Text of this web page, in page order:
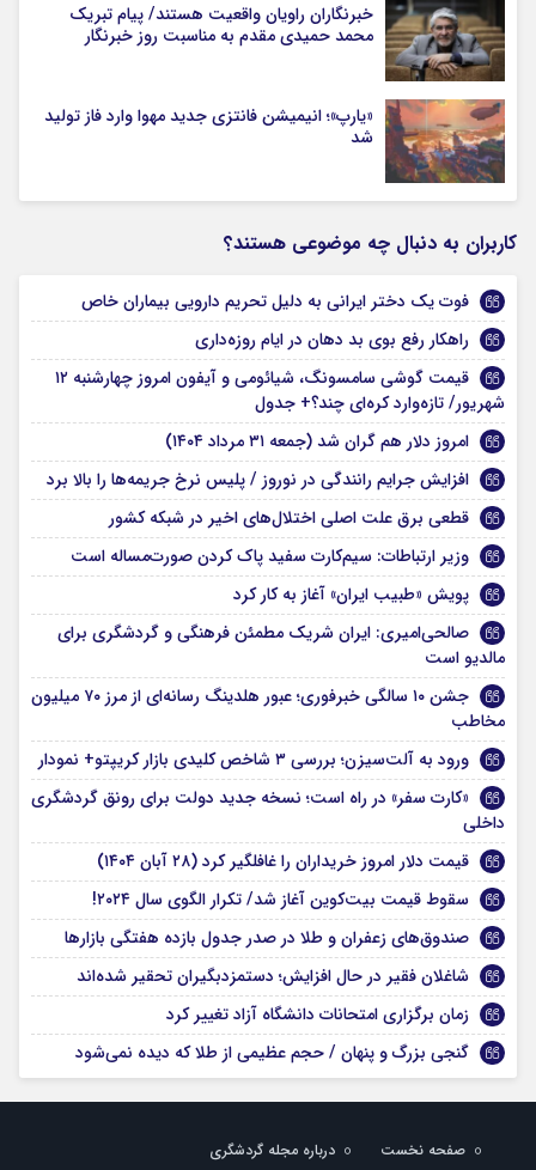
خبرنگاران راویان واقعیت هستند/ پیام تبریک
محمد حمیدی مقدم به مناسبت روز خبرنگار
«یارپ»؛ انیمیشن فانتزی جدید مهوا وارد فاز تولید
شد
کاربران به دنبال چه موضوعی هستند؟
فوت یک دختر ایرانی به دلیل تحریم دارویی بیماران خاص
راهکار رفع بوی بد دهان در ایام روزه‌داری
قیمت گوشی سامسونگ، شیائومی و آیفون امروز چهارشنبه ۱۲
شهریور/ تازه‌وارد کره‌ای چند؟+ جدول
امروز دلار هم گران شد (جمعه ۳۱ مرداد ۱۴۰۴)
افزایش جرایم رانندگی در نوروز / پلیس نرخ جریمه‌ها را بالا برد
قطعی برق علت اصلی اختلال‌های اخیر در شبکه کشور
وزیر ارتباطات: سیم‌کارت سفید پاک کردن صورت‌مساله است
پویش «طبیب ایران» آغاز به کار کرد
صالحی‌امیری: ایران شریک مطمئن فرهنگی و گردشگری برای
مالدیو است
جشن ۱۰ سالگی خبرفوری؛ عبور هلدینگ رسانه‌ای از مرز ۷۰ میلیون
مخاطب
ورود به آلت‌سیزن؛ بررسی ۳ شاخص کلیدی بازار کریپتو+ نمودار
«کارت سفر» در راه است؛ نسخه جدید دولت برای رونق گردشگری
داخلی
قیمت دلار امروز خریداران را غافلگیر کرد (۲۸ آبان ۱۴۰۴)
سقوط قیمت بیت‌کوین آغاز شد/ تکرار الگوی سال ۲۰۲۴!
صندوق‌های زعفران و طلا در صدر جدول بازده هفتگی بازارها
شاغلان فقیر در حال افزایش؛ دستمزدبگیران تحقیر شده‌اند
زمان برگزاری امتحانات دانشگاه آزاد تغییر کرد
گنجی بزرگ و پنهان / حجم عظیمی از طلا که دیده نمی‌شود
صفحه نخست درباره مجله گردشگری